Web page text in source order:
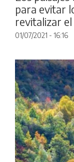
para evitar
revitalizar
01/07/2021 - 16:16